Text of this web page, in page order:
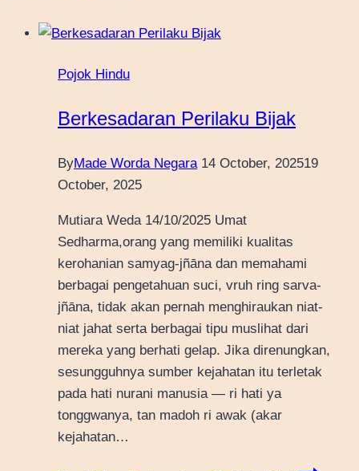
Pojok Hindu
Berkesadaran Perilaku Bijak
ByMade Worda Negara 14 October, 202519
October, 2025
Mutiara Weda 14/10/2025 Umat
Sedharma,orang yang memiliki kualitas
kerohanian samyag-jñāna dan memahami
berbagai pengetahuan suci, vruh ring sarva-
jñāna, tidak akan pernah menghiraukan niat-
niat jahat serta berbagai tipu muslihat dari
mereka yang berhati gelap. Jika direnungkan,
sesungguhnya sumber kejahatan itu terletak
pada hati nurani manusia — ri hati ya
tonggwanya, tan madoh ri awak (akar
kejahatan…